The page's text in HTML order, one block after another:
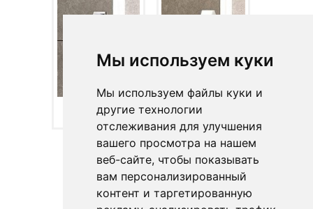
Мы используем куки
Мы используем файлы куки и
другие технологии
отслеживания для улучшения
вашего просмотра на нашем
веб-сайте, чтобы показывать
вам персонализированный
контент и таргетированную
Белый+ручка
Хром - kopie
Белый+ручка
Белый - kopie